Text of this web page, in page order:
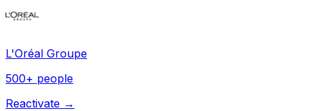
L'Oréal Groupe
500+ people
Reactivate →